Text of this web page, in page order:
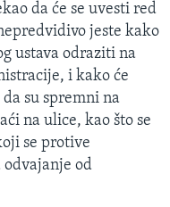
da će se uvesti red
jeste kako
ustava odraziti na
i kako će
su spremni na
na ulice, kao što se
se protive
odvajanje od